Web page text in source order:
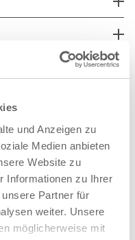
und Anzeigen zu
Medien anbieten
Website zu
Informationen zu Ihrer
Partner für
weiter. Unsere
möglicherweise mit